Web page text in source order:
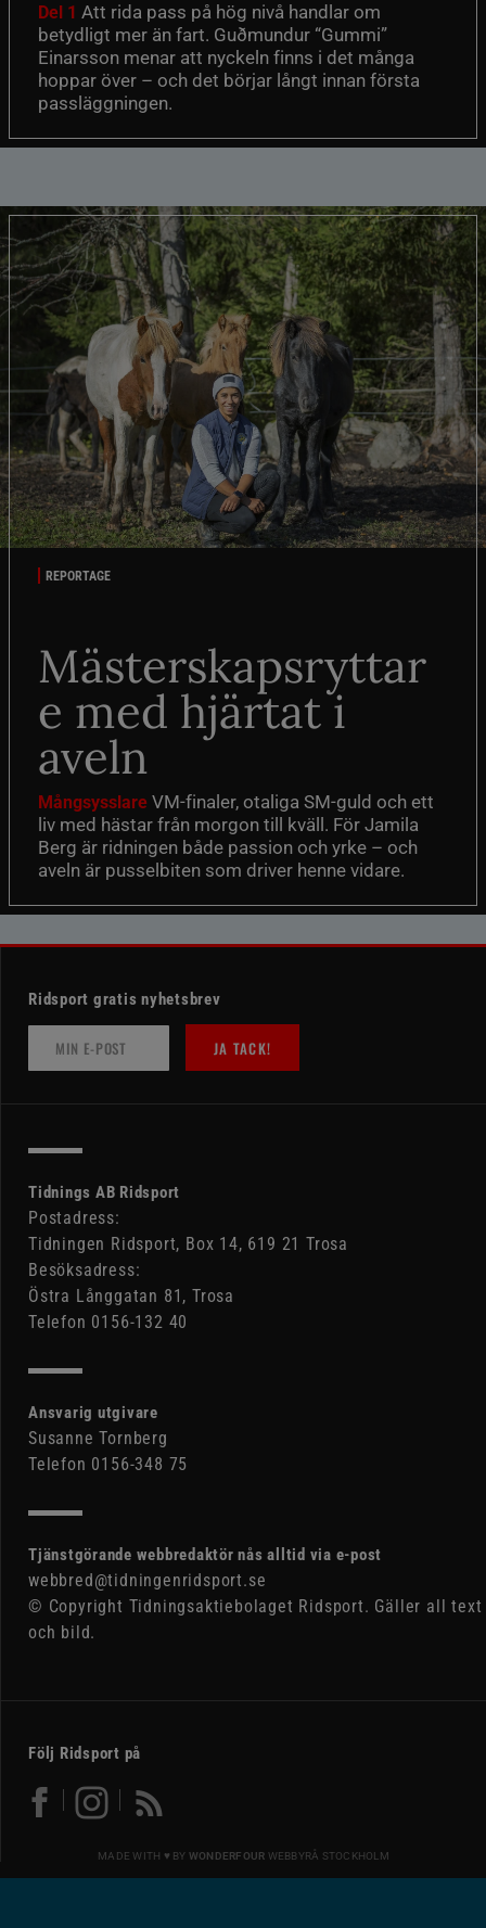
Del 1 Att rida pass på hög nivå handlar om
betydligt mer än fart. Guðmundur “Gummi”
Einarsson menar att nyckeln finns i det många
hoppar över – och det börjar långt innan första
passläggningen.
REPORTAGE
Mästerskapsryttar
e med hjärtat i
aveln
Mångsysslare VM-finaler, otaliga SM-guld och ett
liv med hästar från morgon till kväll. För Jamila
Berg är ridningen både passion och yrke – och
aveln är pusselbiten som driver henne vidare.
Ridsport gratis nyhetsbrev
JA TACK!
Tidnings AB Ridsport
Postadress:
Tidningen Ridsport, Box 14, 619 21 Trosa
Besöksadress:
Östra Långgatan 81, Trosa
Telefon 0156-132 40
Ansvarig utgivare
Susanne Tornberg
Telefon 0156-348 75
Tjänstgörande webbredaktör nås alltid via e-post
webbred@tidningenridsport.se
© Copyright Tidningsaktiebolaget Ridsport. Gäller all text
och bild.
Följ Ridsport på
MADE WITH ♥ BY WONDERFOUR WEBBYRÅ STOCKHOLM